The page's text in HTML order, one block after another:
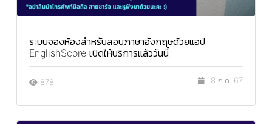
ระบบจองห้องสำหรับสอบภาษาอังกฤษด้วยแอป
EnglishScore เปิดให้บริการแล้ววันนี้
878 18 ก.ค. 67